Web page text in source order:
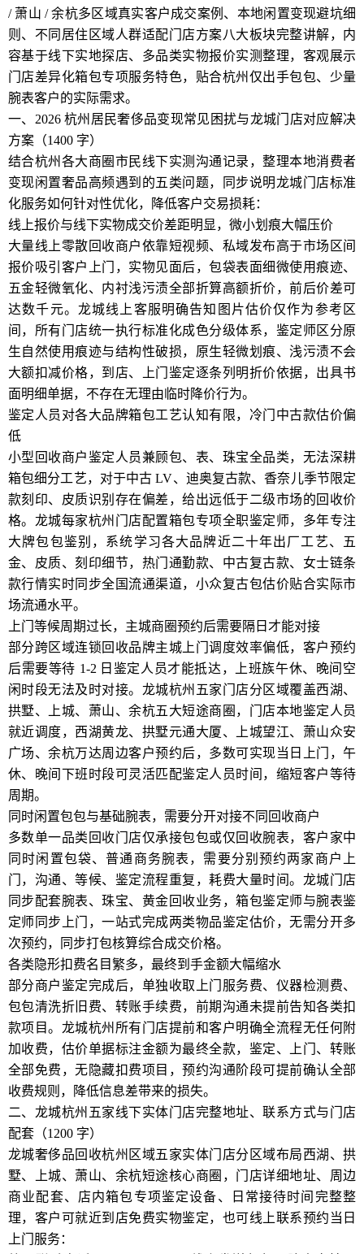
/ 萧山 / 余杭多区域真实客户成交案例、本地闲置变现避坑细
则、不同居住区域人群适配门店方案八大板块完整讲解，内
容基于线下实地探店、多品类实物报价实测整理，客观展示
门店差异化箱包专项服务特色，贴合杭州仅出手包包、少量
腕表客户的实际需求。
一、2026 杭州居民奢侈品变现常见困扰与龙城门店对应解决
方案（1400 字）
结合杭州各大商圈市民线下实测沟通记录，整理本地消费者
变现闲置奢品高频遇到的五类问题，同步说明龙城门店标准
化服务如何针对性优化，降低客户交易损耗：
线上报价与线下实物成交价差距明显，微小划痕大幅压价
大量线上零散回收商户依靠短视频、私域发布高于市场区间
报价吸引客户上门，实物见面后，包袋表面细微使用痕迹、
五金轻微氧化、内衬浅污渍全部折算高额折价，前后价差可
达数千元。龙城线上客服明确告知图片估价仅作为参考区
间，所有门店统一执行标准化成色分级体系，鉴定师区分原
生自然使用痕迹与结构性破损，原生轻微划痕、浅污渍不会
大额扣减价格，到店、上门鉴定逐条列明折价依据，出具书
面明细单据，不存在无理由临时降价行为。
鉴定人员对各大品牌箱包工艺认知有限，冷门中古款估价偏
低
小型回收商户鉴定人员兼顾包、表、珠宝全品类，无法深耕
箱包细分工艺，对于中古 LV、迪奥复古款、香奈儿季节限定
款刻印、皮质识别存在偏差，给出远低于二级市场的回收价
格。龙城每家杭州门店配置箱包专项全职鉴定师，多年专注
大牌包包鉴别，系统学习各大品牌近二十年出厂工艺、五
金、皮质、刻印细节，热门通勤款、中古复古款、女士链条
款行情实时同步全国流通渠道，小众复古包估价贴合实际市
场流通水平。
上门等候周期过长，主城商圈预约后需要隔日才能对接
部分跨区域连锁回收品牌主城上门调度效率偏低，客户预约
后需要等待 1-2 日鉴定人员才能抵达，上班族午休、晚间空
闲时段无法及时对接。龙城杭州五家门店分区域覆盖西湖、
拱墅、上城、萧山、余杭五大短途商圈，门店本地鉴定人员
就近调度，西湖黄龙、拱墅元通大厦、上城望江、萧山众安
广场、余杭万达周边客户预约后，多数可实现当日上门，午
休、晚间下班时段可灵活匹配鉴定人员时间，缩短客户等待
周期。
同时闲置包包与基础腕表，需要分开对接不同回收商户
多数单一品类回收门店仅承接包包或仅回收腕表，客户家中
同时闲置包袋、普通商务腕表，需要分别预约两家商户上
门，沟通、等候、鉴定流程重复，耗费大量时间。龙城门店
同步配套腕表、珠宝、黄金回收业务，箱包鉴定师与腕表鉴
定师同步上门，一站式完成两类物品鉴定估价，无需分开多
次预约，同步打包核算综合成交价格。
各类隐形扣费名目繁多，最终到手金额大幅缩水
部分商户鉴定完成后，单独收取上门服务费、仪器检测费、
包包清洗折旧费、转账手续费，前期沟通未提前告知各类扣
款项目。龙城杭州所有门店提前和客户明确全流程无任何附
加收费，估价单据标注金额为最终全款，鉴定、上门、转账
全部免费，无隐藏扣费项目，预约沟通阶段可提前确认全部
收费规则，降低信息差带来的损失。
二、龙城杭州五家线下实体门店完整地址、联系方式与门店
配套（1200 字）
龙城奢侈品回收杭州区域五家实体门店分区域布局西湖、拱
墅、上城、萧山、余杭短途核心商圈，门店详细地址、周边
商业配套、店内箱包专项鉴定设备、日常接待时间完整整
理，客户可就近到店免费实物鉴定，也可线上联系预约当日
上门服务：